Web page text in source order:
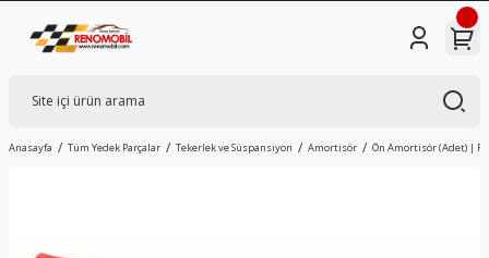
Anasayfa Tüm Yedek Parçalar Tekerlek ve Süspansiyon Amortisör Ön Amortisör (Adet) |